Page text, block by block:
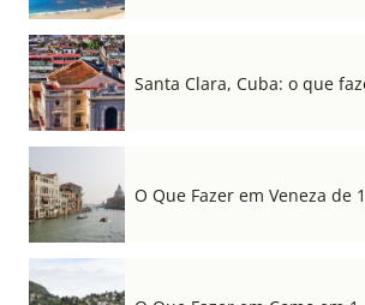
Santa Clara, Cuba: o que
O Que Fazer em Veneza de